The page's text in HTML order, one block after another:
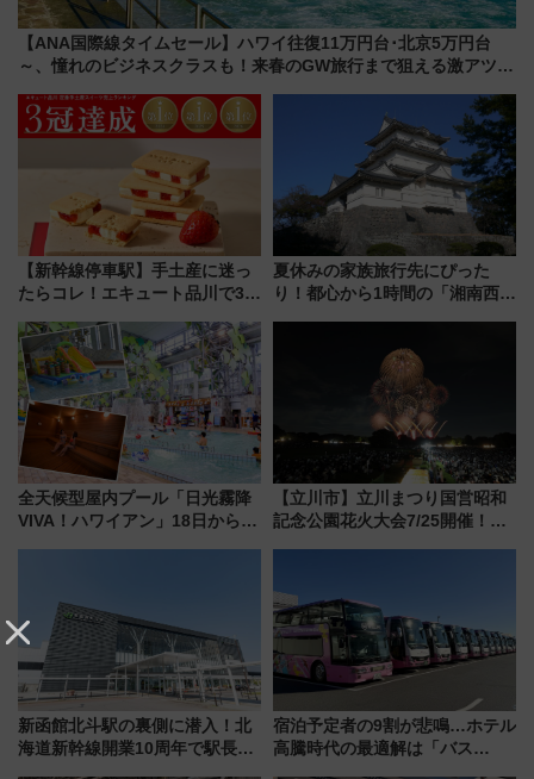
【ANA国際線タイムセール】ハワイ往復11万円台･北京5万円台
～、憧れのビジネスクラスも！来春のGW旅行まで狙える激アツ路
【新幹線停車駅】手土産に迷っ
たらコレ！エキュート品川で3年
産スイーツとは？
夏休みの家族旅行先にぴった
り！都心から1時間の「湘南西エ
全天候型屋内プール「日光霧降
VIVA！ハワイアン」18日から営
を楽しんで
【立川市】立川まつり国営昭和
記念公園花火大会7/25開催！
新函館北斗駅の裏側に潜入！北
海道新幹線開業10周年で駅長
宿泊予定者の9割が悲鳴…ホテル
高騰時代の最適解は「バス